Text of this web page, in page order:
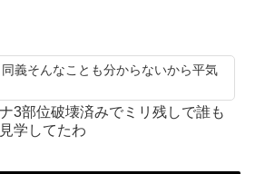
義そんなことも分からないから平気
3部位破壊済みでミリ残しで誰も
学してたわ